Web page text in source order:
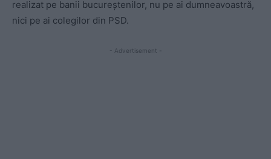
realizat pe banii bucureștenilor, nu pe ai dumneavoastră,
nici pe ai colegilor din PSD.
- Advertisement -